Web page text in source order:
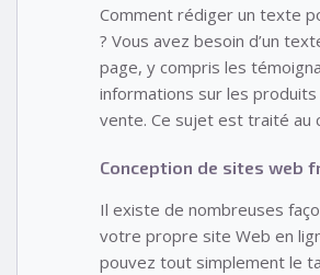
Comment rédiger un texte
? Vous avez besoin d’un
page, y compris les
informations sur les
vente. Ce sujet est traité au
Conception de sites web
Il existe de nombreuses
votre propre site Web en
pouvez tout simplement le